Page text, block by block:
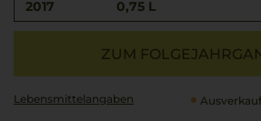
2017 0,75 L
ZUM
Lebensmittel­angaben